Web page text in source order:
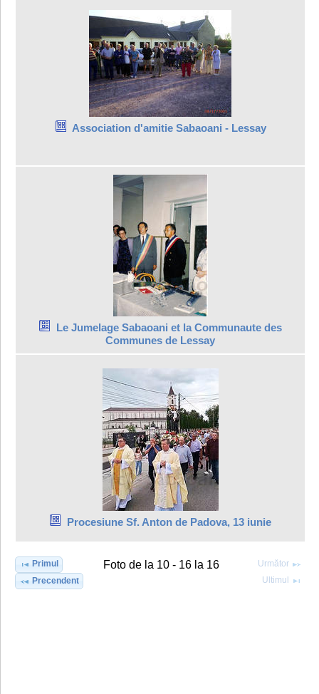
Association d'amitie Sabaoani - Lessay
Le Jumelage Sabaoani et la Communaute des
Communes de Lessay
Procesiune Sf. Anton de Padova, 13 iunie
Primul
Precendent
Foto de la 10 - 16 la 16
Următor
Ultimul